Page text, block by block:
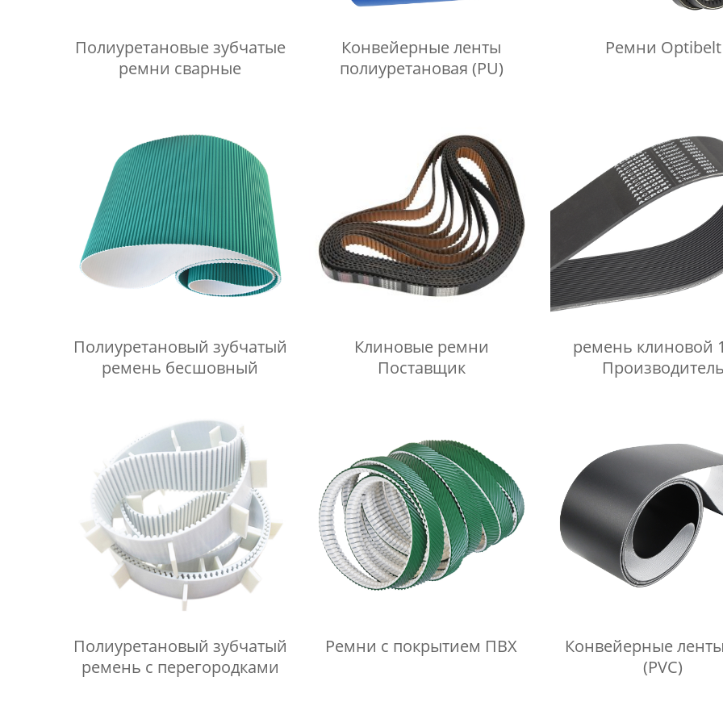
Полиуретановые зубчатые
ремни сварные
Конвейерные ленты
полиуретановая (PU)
Ремни Optibelt
Полиуретановый зубчатый
ремень бесшовный
Клиновые ремни
Поставщик
ремень клиновой
Полиуретановый зубчатый
ремень с перегородками
Ремни с покрытием ПВХ
Конвейерные
(PVC)